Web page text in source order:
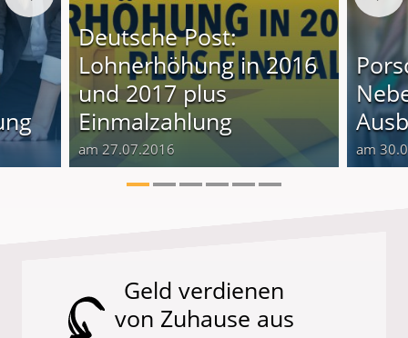
Deutsche Post:
Lohnerhöhung in 2016
und 2017 plus
Einmalzahlung
am 27.07.2016 am
Geld verdienen
von Zuhause aus